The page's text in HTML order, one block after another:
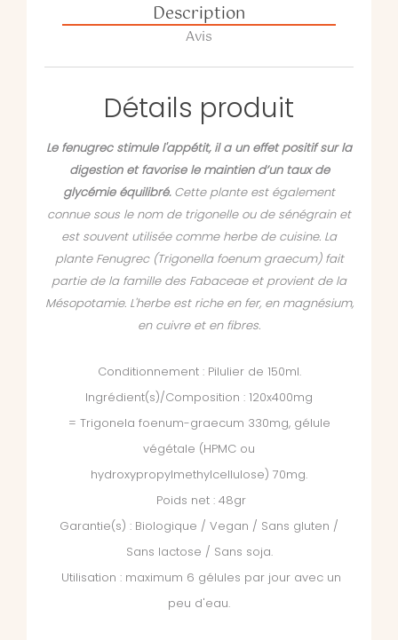
Description
Avis
Détails produit
Le fenugrec stimule l'appétit, il a un effet positif sur la
digestion et favorise le maintien d’un taux de
glycémie équilibré.Cette plante est également
connue sous le nom de trigonelle ou de sénégrain et
est souvent utilisée comme herbe de cuisine. La
plante Fenugrec (Trigonella foenum graecum) fait
partie de la famille des Fabaceae et provient de la
Mésopotamie. L'herbe est riche en fer, en magnésium,
en cuivre et en fibres.
Conditionnement : Pilulier de 150ml.
Ingrédient(s)/Composition : 120x400mg
= Trigonela foenum-graecum 330mg, gélule
végétale (HPMC ou
hydroxypropylmethylcellulose) 70mg.
Poids net : 48gr
Garantie(s) : Biologique / Vegan / Sans gluten /
Sans lactose / Sans soja.
Utilisation : maximum 6 gélules par jour avec un
peu d'eau.